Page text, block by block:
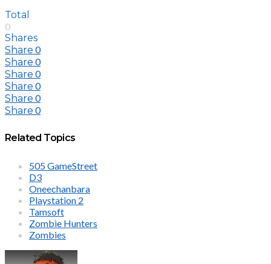
Total
0
Shares
Share 0
Share 0
Share 0
Share 0
Share 0
Share 0
Related Topics
505 GameStreet
D3
Oneechanbara
Playstation 2
Tamsoft
Zombie Hunters
Zombies